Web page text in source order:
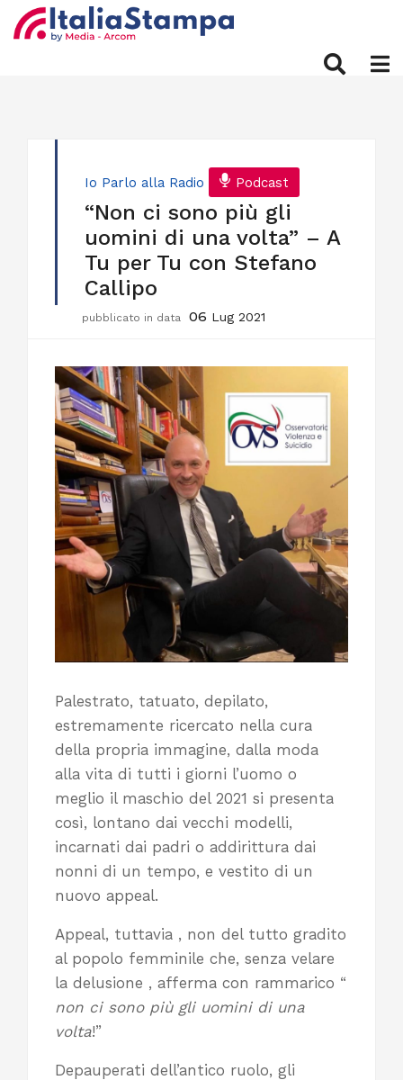
Io Parlo alla Radio Podcast
“Non ci sono più gli
uomini di una volta” – A
Tu per Tu con Stefano
Callipo
pubblicato in data 06 Lug 2021
Palestrato, tatuato, depilato,
estremamente ricercato nella cura
della propria immagine, dalla moda
alla vita di tutti i giorni l’uomo o
meglio il maschio del 2021 si presenta
così, lontano dai vecchi modelli,
incarnati dai padri o addirittura dai
nonni di un tempo, e vestito di un
nuovo appeal.
Appeal, tuttavia , non del tutto gradito
al popolo femminile che, senza velare
la delusione , afferma con rammarico “
non ci sono più gli uomini di una
volta!”
Depauperati dell’antico ruolo, gli